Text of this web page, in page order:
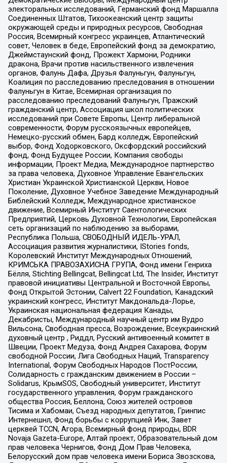
электоральных исследований, Германский фонд Маршалла
Соединенных Штатов, Тихоокеанский центр защиты
окружающей среды и природных ресурсов, Свободная
Россия, Всемирный конгресс украинцев, Атлантический
совет, Человек в беде, Европейский фонд за демократию,
Джеймстаунский фонд, Прожект Хармони, Родники
дракона, Врачи против насильственного извлечения
органов, Фалунь Дафа, Друзья Фалуньгун, Фалуньгун,
Коалиция по расследованию преследования в отношении
Фалуньгун в Китае, Всемирная организация по
расследованию преследований Фалуньгун, Пражский
гражданский центр, Ассоциация школ политических
исследований при Совете Европы, Центр либеральной
современности, Форум русскоязычных европейцев,
Немецко-русский обмен, Бард колледж, Европейский
выбор, Фонд Ходорковского, Оксфордский российский
фонд, Фонд Будущее России, Компания свободы
информации, Проект Медиа, Международное партнерство
за права человека, Духовное Управление Евангельских
Христиан Украинской Христианской Церкви, Новое
Поколение, Духовное Учебное Заведение Международный
Библейский Колледж, Международное христианское
движение, Всемирный Институт Саентологических
Предприятий, Церковь Духовной Технологии, Европейская
сеть организаций по наблюдению за выборами,
Республика Польша, СВОБОДНЫЙ ИДЕЛЬ-УРАЛ,
Ассоциация развития журналистики, IStories fonds,
Королевский Институт Международных Отношений,
КРИМСЬКА ПРАВОЗАХИСНА ГРУПА, Фонд имени Генриха
Бёлля, Stichting Bellingcat, Bellingcat Ltd, The Insider, Институт
правовой инициативы Центральной и Восточной Европы,
Фонд Открытой Эстонии, Calvert 22 Foundation, Канадский
украинский конгресс, Институт Макдональда-Лорье,
Украинская национальная федерация Канады,
Декабристы, Международный научный центр им Вудро
Вильсона, Свободная пресса, Возрождение, Всеукраинский
духовный центр , Риддл, Русский антивоенный комитет в
Швеции, Проект Медуза, Фонд Андрея Сахарова, Форум
свободной России, Лига Свободных Наций, Transparеncy
International, Форум Свободных Народов ПостРоссии,
Солидарность с гражданским движением в России –
Solidarus, КрымSOS, Свободный университет, Институт
государственного управления, Форум гражданского
общества Россия, Беллона, Союз жителей островов
Тисима и Хабомаи, Съезд народных депутатов, Гринпис
Интернешнл, Фонд борьбы с коррупцией Инк, Завет
церквей TCCN, Агора, Всемирный фонд природы, BDR
Novaja Gazeta-Europe, Алтай проект, Образовательный дом
прав человека Чернигов, Фонд Дом Прав Человека,
Белорусский дом прав человека имени Бориса Звозскова,